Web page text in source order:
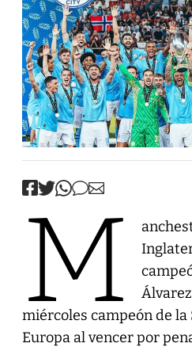
M
miércoles campeón de la
Europa al vencer por